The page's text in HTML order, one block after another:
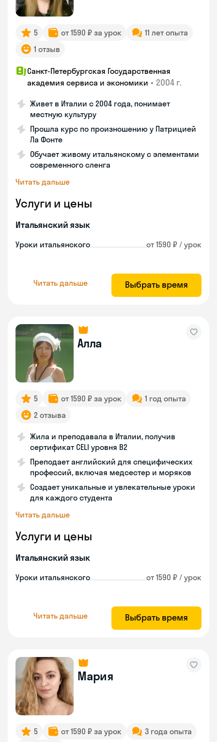
5 от 1590 ₽ за урок
11 лет опыта
1 отзыв
Санкт-Петербургская Государственная
академия сервиса и экономики • 2004 г.
Живет в Италии с 2004 года, понимает
местную культуру
Прошла курс по произношению у Патрицией
Ла Фонте
Обучает живому итальянскому с элементами
современного сленга
Читать дальше
Услуги и цены
Итальянский язык
Уроки итальянского от 1590 ₽ / урок
Читать дальше Выбрать время
Алла
5 от 1590 ₽ за урок
1 год опыта
2 отзыва
Жила и преподавала в Италии, получив
сертификат CELI уровня В2
Преподает английский для специфических
профессий, включая медсестер и моряков
Создает уникальные и увлекательные уроки
для каждого студента
Читать дальше
Услуги и цены
Итальянский язык
Уроки итальянского от 1590 ₽ / урок
Читать дальше Выбрать время
Мария
5 от 1590 ₽ за урок
3 года опыта